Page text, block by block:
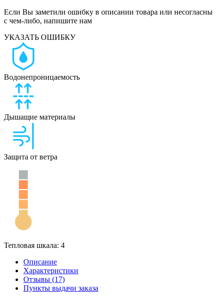
Если Вы заметили ошибку в описании товара или несогласны
с чем-либо, напишите нам
УКАЗАТЬ ОШИБКУ
Водонепроницаемость
Дышащие материалы
Защита от ветра
Тепловая шкала: 4
Описание
Характеристики
Отзывы (17)
Пункты выдачи заказа